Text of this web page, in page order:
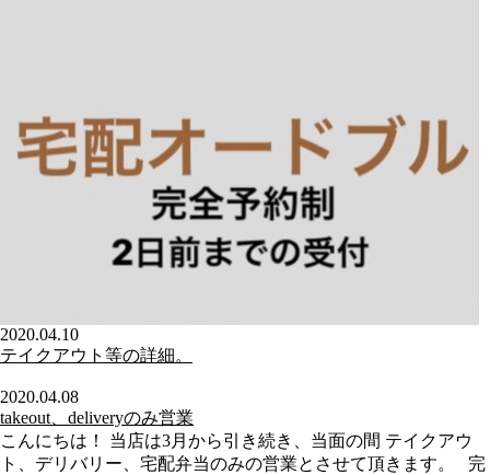
2020.04.10
テイクアウト等の詳細。
2020.04.08
takeout、deliveryのみ営業
こんにちは！ 当店は3月から引き続き、当面の間 テイクアウ
ト、デリバリー、宅配弁当のみの営業とさせて頂きます。 完